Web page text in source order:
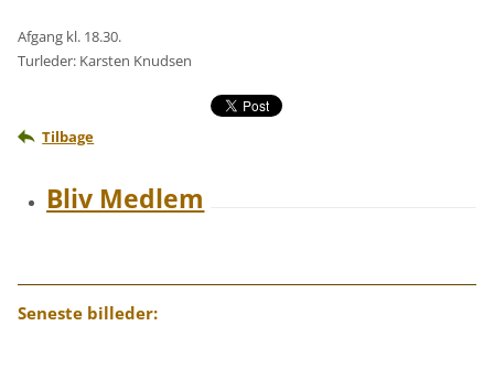
Afgang kl. 18.30.
Turleder: Karsten Knudsen
Tilbage
Bliv Medlem
Seneste billeder: